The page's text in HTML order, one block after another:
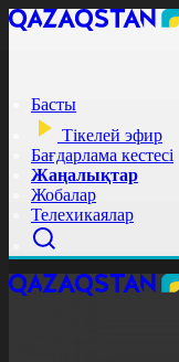
Басты
Тікелей эфир
Бағдарлама кестесі
Жаңалықтар
Жобалар
Телехикаялар